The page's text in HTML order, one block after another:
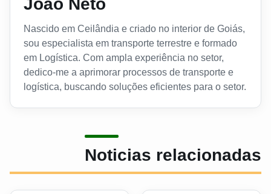
João Neto
Nascido em Ceilândia e criado no interior de Goiás,
sou especialista em transporte terrestre e formado
em Logística. Com ampla experiência no setor,
dedico-me a aprimorar processos de transporte e
logística, buscando soluções eficientes para o setor.
Noticias relacionadas